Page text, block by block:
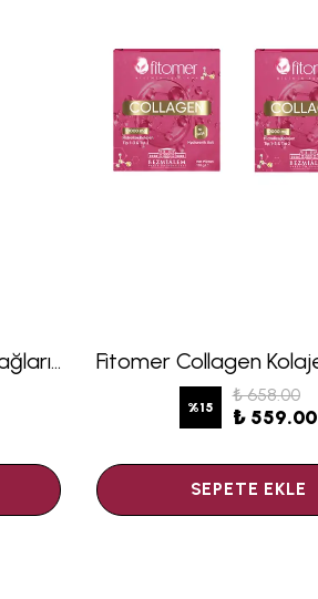
Bezmialem Vakıf Zeytinyağları Erken Hasat Soğuk Sıkım Zeytinyağı 350 ml 2 li Set
%15
₺ 658.00
₺ 559.00
SEPETE EKLE